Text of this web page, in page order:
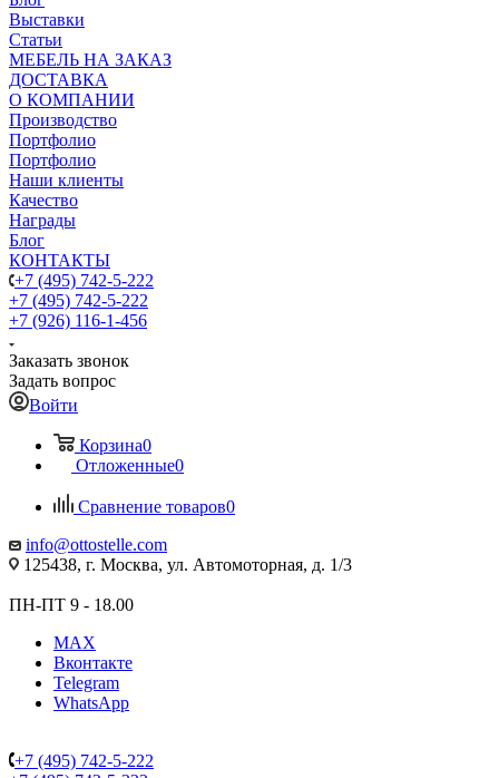
Выставки
Статьи
МЕБЕЛЬ НА ЗАКАЗ
ДОСТАВКА
О КОМПАНИИ
Производство
Портфолио
Портфолио
Наши клиенты
Качество
Награды
Блог
КОНТАКТЫ
+7 (495) 742-5-222
+7 (495) 742-5-222
+7 (926) 116-1-456
Заказать звонок
Задать вопрос
Войти
Корзина0
Отложенные0
Сравнение товаров0
info@ottostelle.com
125438, г. Москва, ул. Автомоторная, д. 1/3
ПН-ПТ 9 - 18.00
MAX
Вконтакте
Telegram
WhatsApp
+7 (495) 742-5-222